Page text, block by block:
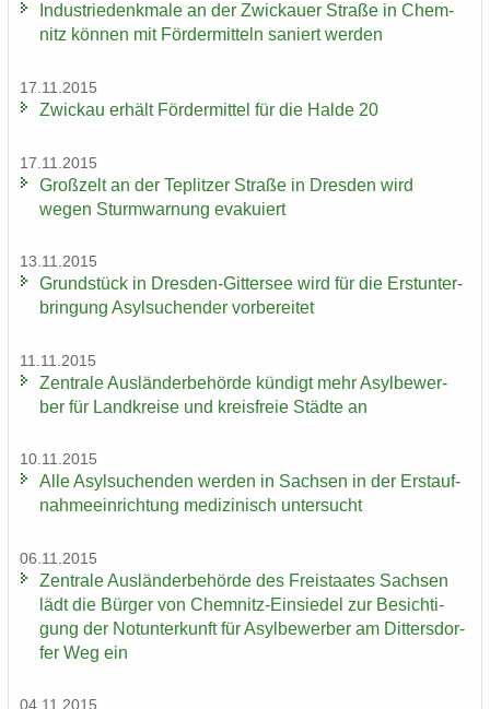
In­dus­trie­denk­ma­le an der Zwi­ckau­er Stra­ße in Chem­
nitz kön­nen mit För­der­mit­teln sa­niert wer­den
17.11.2015
Zwi­ckau er­hält För­der­mit­tel für die Halde 20
17.11.2015
Groß­zelt an der Te­plit­zer Stra­ße in Dres­den wird
wegen Sturm­war­nung eva­ku­iert
13.11.2015
Grund­stück in Dresden-​Gittersee wird für die Erst­un­ter­
brin­gung Asyl­su­chen­der vor­be­rei­tet
11.11.2015
Zen­tra­le Aus­län­der­be­hör­de kün­digt mehr Asyl­be­wer­
ber für Land­krei­se und kreis­freie Städ­te an
10.11.2015
Alle Asyl­su­chen­den wer­den in Sach­sen in der Erst­auf­
nah­me­ein­rich­tung me­di­zi­nisch un­ter­sucht
06.11.2015
Zen­tra­le Aus­län­der­be­hör­de des Frei­staa­tes Sach­sen
lädt die Bür­ger von Chemnitz-​Einsiedel zur Be­sich­ti­
gung der Not­un­ter­kunft für Asyl­be­wer­ber am Dit­ters­dor­
fer Weg ein
04.11.2015